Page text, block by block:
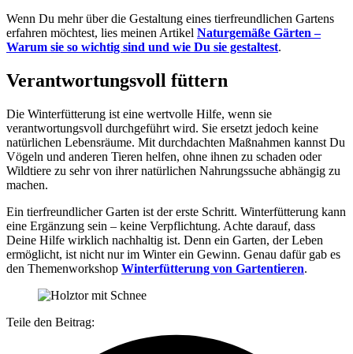
Wenn Du mehr über die Gestaltung eines tierfreundlichen Gartens
erfahren möchtest, lies meinen Artikel Naturgemäße Gärten –
Warum sie so wichtig sind und wie Du sie gestaltest.
Verantwortungsvoll füttern
Die Winterfütterung ist eine wertvolle Hilfe, wenn sie
verantwortungsvoll durchgeführt wird. Sie ersetzt jedoch keine
natürlichen Lebensräume. Mit durchdachten Maßnahmen kannst Du
Vögeln und anderen Tieren helfen, ohne ihnen zu schaden oder
Wildtiere zu sehr von ihrer natürlichen Nahrungssuche abhängig zu
machen.
Ein tierfreundlicher Garten ist der erste Schritt. Winterfütterung kann
eine Ergänzung sein – keine Verpflichtung. Achte darauf, dass
Deine Hilfe wirklich nachhaltig ist. Denn ein Garten, der Leben
ermöglicht, ist nicht nur im Winter ein Gewinn. Genau dafür gab es
den Themenworkshop Winterfütterung von Gartentieren.
Teile den Beitrag: